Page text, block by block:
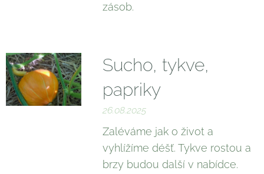
zásob.
Sucho, tykve,
papriky
26.08.2025
Zaléváme jak o život a
vyhlížíme déšť. Tykve rostou a
brzy budou další v nabídce.